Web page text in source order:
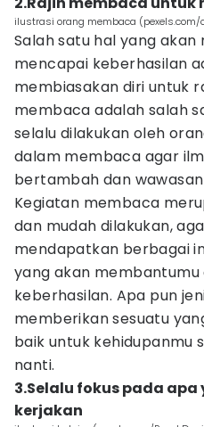
ilustrasi orang membaca (pexels.com/
Salah satu hal yang
mencapai keberhasilan
membiasakan diri untuk
membaca adalah salah
selalu dilakukan oleh
dalam membaca agar
bertambah dan
Kegiatan membaca
dan mudah dilakukan,
mendapatkan berbagai
yang akan
keberhasilan. Apa pun
memberikan sesuatu
baik untuk kehidupanmu
nanti.
3.Selalu fokus pada
kerjakan